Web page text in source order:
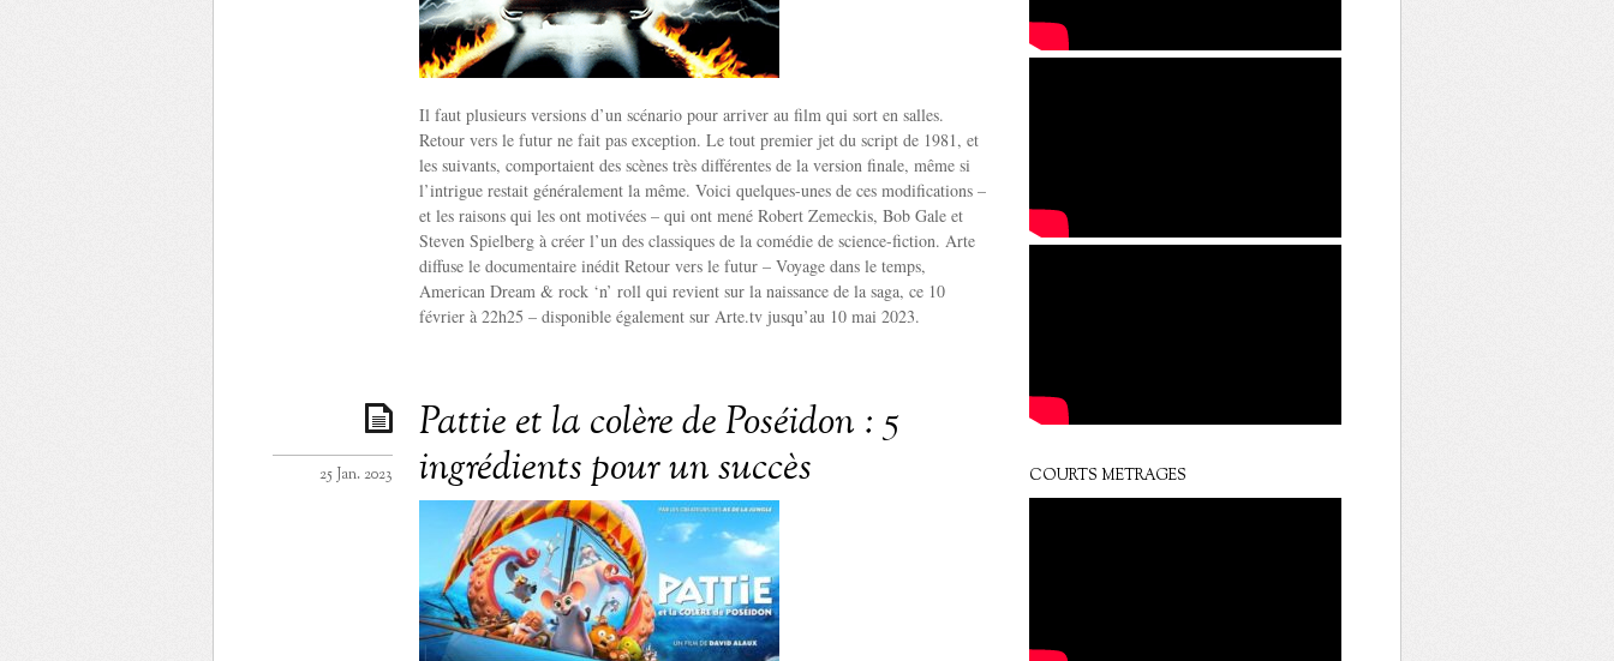
Il faut plusieurs versions d’un scénario pour arriver au film qui sort en salles.
Retour vers le futur ne fait pas exception. Le tout premier jet du script de 1981, et
les suivants, comportaient des scènes très différentes de la version finale, même si
l’intrigue restait généralement la même. Voici quelques-unes de ces modifications –
et les raisons qui les ont motivées – qui ont mené Robert Zemeckis, Bob Gale et
Steven Spielberg à créer l’un des classiques de la comédie de science-fiction. Arte
diffuse le documentaire inédit Retour vers le futur – Voyage dans le temps,
American Dream & rock ‘n’ roll qui revient sur la naissance de la saga, ce 10
février à 22h25 – disponible également sur Arte.tv jusqu’au 10 mai 2023.
Pattie et la colère de Poséidon : 5
ingrédients pour un succès
25 Jan. 2023 COURTS METRAGES